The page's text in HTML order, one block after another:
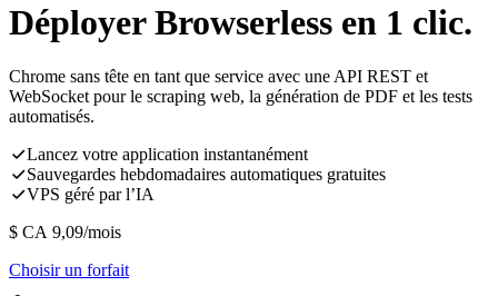
Déployer Browserless en 1 clic.
Chrome sans tête en tant que service avec une API REST et
WebSocket pour le scraping web, la génération de PDF et les tests
automatisés.
Lancez votre application instantanément
Sauvegardes hebdomadaires automatiques gratuites
VPS géré par l’IA
$ CA 9,09/mois
Choisir un forfait